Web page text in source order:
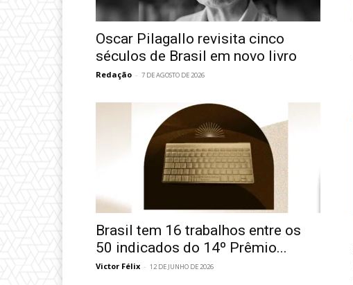
Oscar Pilagallo revisita cinco
séculos de Brasil em novo livro
Redação - 7 DE AGOSTO DE 2026
Brasil tem 16 trabalhos entre os
50 indicados do 14º Prêmio...
Victor Félix - 12 DE JUNHO DE 2026